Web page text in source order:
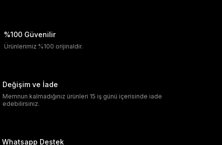
%100 Güvenilir
Ürünlerimiz %100 orijinaldir.
Değişim ve İade
Memnun kalmadığınız ürünleri 15 iş günü içerisinde iade
edebilirsiniz.
Whatsapp Destek